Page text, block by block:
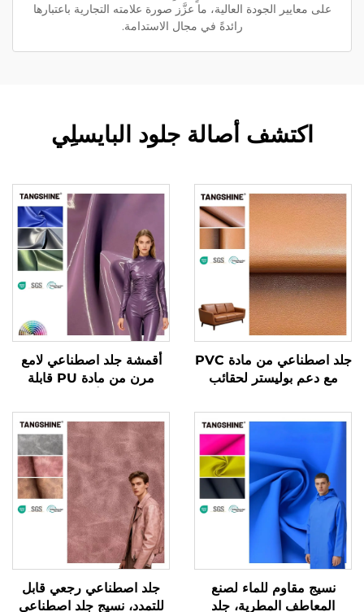
على معايير الجودة العالية، ما عزَّز صورة علامته التجارية باعتبارها
رائدةً في مجال الاستدامة.
اكتشف أصالة جلود البايسلِي
جلد اصطناعي من مادة PVC
مع دعم بوليستر لحقائب
أقمشة جلد اصطناعي لامع
مرن من مادة PU قابلة
نسيج مقاوم للماء لصنع
المعاطف المطرية، جلد
جلد اصطناعي رجعي قابل
للتمدد، نسيج جلد اصطناعي